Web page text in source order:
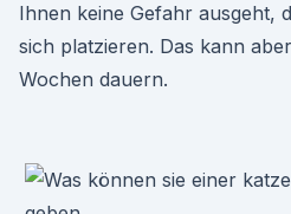
Ihnen keine Gefahr ausgeht,
sich platzieren. Das kann
Wochen dauern.